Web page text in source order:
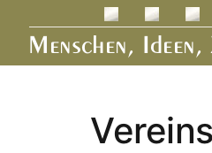
springen